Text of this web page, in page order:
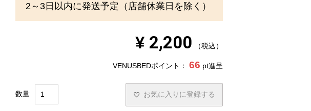
2～3日以内に発送予定（店舗休業日を除く）
¥ 2,200 税込
VENUSBEDポイント： 66 pt進呈
お気に入りに登録する